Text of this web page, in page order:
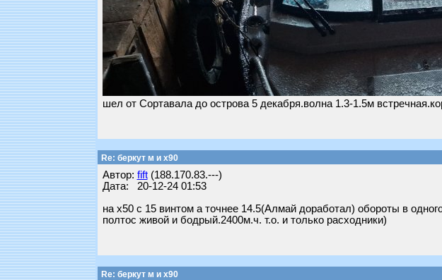
шел от Сортавала до острова 5 декабря.волна 1.3-1.5м
Re: беркут м и х90
Автор: fift(188.170.83.---)
Дата: 20-12-24 01:53
на х50 с 15 винтом а точнее 14.5(Алмай доработал) обороты в
полтос живой и бодрый.2400м.ч. т.о. и только расходники)
Re: беркут м и х90